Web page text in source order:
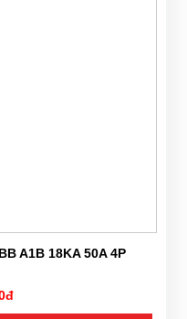
A1B 18KA 50A 4P